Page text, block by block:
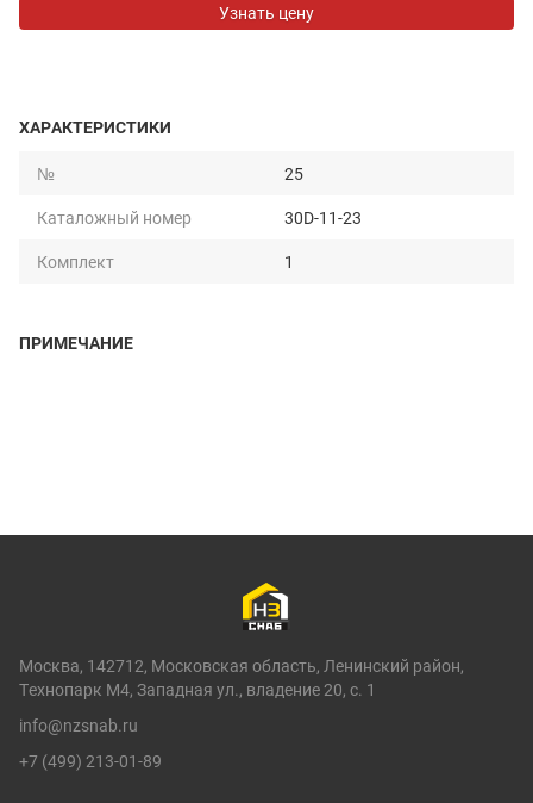
Узнать цену
ХАРАКТЕРИСТИКИ
№
25
Каталожный номер
30D-11-23
Комплект
1
ПРИМЕЧАНИЕ
Москва, 142712, Московская область, Ленинский район,
Технопарк М4, Западная ул., владение 20, с. 1
info@nzsnab.ru
+7 (499) 213-01-89